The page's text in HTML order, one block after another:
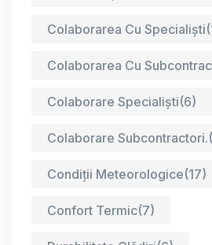
Colaborarea Cu Specialiști
Colaborarea Cu
Colaborare Specialiști(6)
Colaborare Subcontractori.
Condiții Meteorologice(17)
Confort Termic(7)